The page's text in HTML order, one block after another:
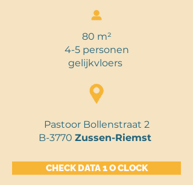
80 m²
4-5 personen
gelijkvloers
Pastoor Bollenstraat 2
B-3770 Zussen-Riemst
CHECK DATA 1 O CLOCK